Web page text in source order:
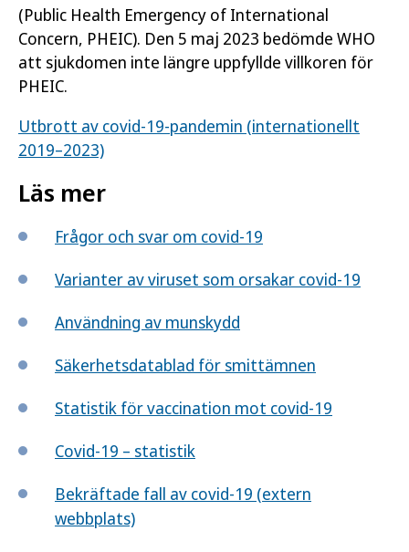
(Public Health Emergency of International
Concern, PHEIC). Den 5 maj 2023 bedömde WHO
att sjukdomen inte längre uppfyllde villkoren för
PHEIC.
Utbrott av covid-19-pandemin (internationellt
2019–2023)
Läs mer
Frågor och svar om covid-19
Varianter av viruset som orsakar covid-19
Användning av munskydd
Säkerhetsdatablad för smittämnen
Statistik för vaccination mot covid-19
Covid-19 – statistik
Bekräftade fall av covid-19 (extern
webbplats)